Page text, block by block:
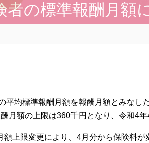
の標準報酬月額
均標準報酬月額を報酬月額とみなし
月額の上限は360千円となり、令和4年
限変更により、4月分から保険料が